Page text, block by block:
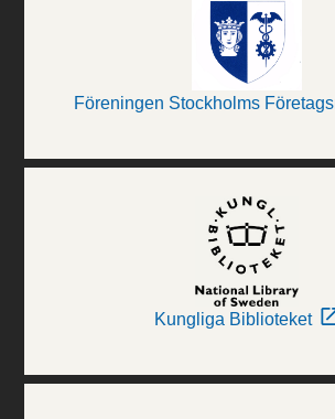
Föreningen Stockholms
Kungliga Biblioteket